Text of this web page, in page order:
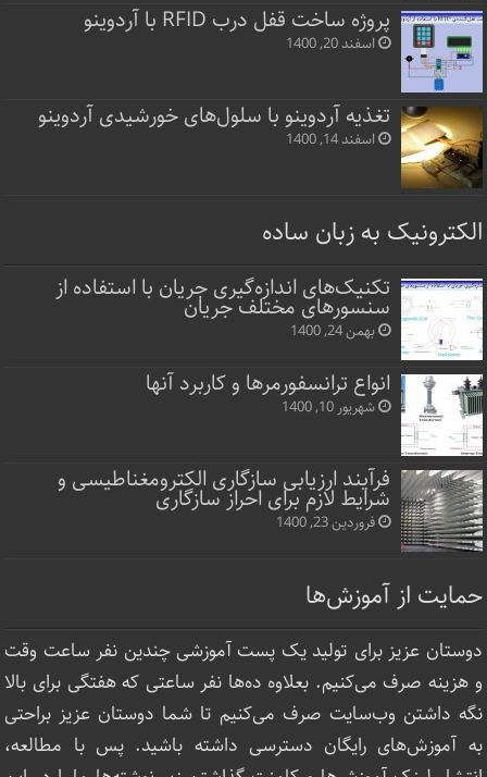
پروژه ساخت قفل‌ درب RFID با آردوینو
اسفند 20, 1400
تغذیه آردوینو با سلول‌های خورشیدی آردوینو
اسفند 14, 1400
الکترونیک به زبان ساده
تکنیک‌های اندازه‌گیری جریان با استفاده از
سنسورهای مختلف جریان
بهمن 24, 1400
انواع ترانسفورمرها و کاربرد آنها
شهریور 10, 1400
فرآیند ارزیابی سازگاری الکترومغناطیسی و
شرایط لازم برای احراز سازگاری
فروردین 23, 1400
حمایت از آموزش‌ها
دوستان عزیز برای تولید یک پست آموزشی چندین نفر ساعت‌ وقت
و هزینه صرف می‌کنیم. بعلاوه ده‌ها نفر ساعتی که هفتگی برای بالا
نگه داشتن وب‌سایت صرف ‌می‌کنیم تا شما دوستان عزیز براحتی
به آموزش‌های رایگان دسترسی داشته باشید. پس با مطالعه،